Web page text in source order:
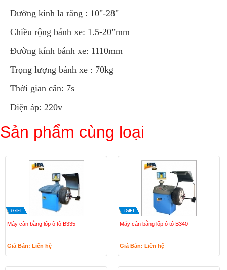
Đường kính la răng : 10"-28"
Chiều rộng bánh xe: 1.5-20”mm
Đường kính bánh xe: 1110mm
Trọng lượng bánh xe : 70kg
Thời gian cân: 7s
Điện áp: 220v
Sản phẩm cùng loại
Máy cân bằng lốp ô tô B335
Giá Bán: Liên hệ
Máy cân bằng lốp ô tô B340
Giá Bán: Liên hệ